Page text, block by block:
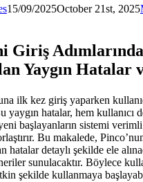
15/09/2025October 21st, 2025
Giriş Adımlarında
Yaygın Hatalar
ilk kez giriş yaparken
yaygın hatalar, hem kullanıcı
başlayanların sistemi
Bu makalede,
hatalar detaylı şekilde ele
sunulacaktır. Böylece
şekilde kullanmaya